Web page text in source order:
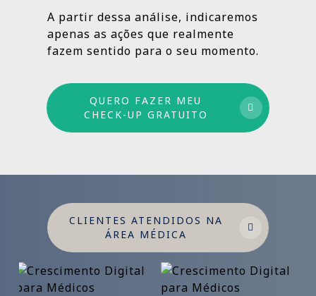
médio e longo prazo para garantir
crescimento sustentável.
A partir dessa análise, indicaremos
apenas as ações que realmente
fazem sentido para o seu momento.
QUERO FAZER MEU
CHECK-UP GRATUITO
CLIENTES ATENDIDOS NA
ÁREA MÉDICA